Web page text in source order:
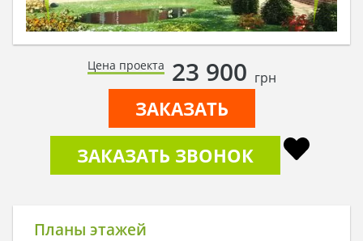
Цена проекта 23 900 грн
ЗАКАЗАТЬ
ЗАКАЗАТЬ ЗВОНОК
Планы этажей